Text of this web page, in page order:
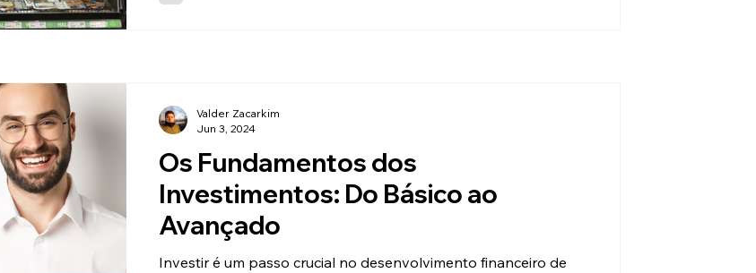
Os Fundamentos dos
Investimentos: Do Básico ao
Avançado
Investir é um passo crucial no desenvolvimento financeiro de
Valder Zacarkim
Jun 3, 2024